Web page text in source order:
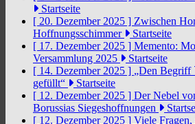
Startseite
[ 20. Dezember 2025 ] Zwischen
Hoffnungsschimmer
Startseite
[ 17. Dezember 2025 ] Memento:
Versammlung 2025
Startseite
[ 14. Dezember 2025 ] „Den Begriff
gefüllt“
Startseite
[ 12. Dezember 2025 ] Der Nebel
Borussias Siegeshoffnungen
[ 12. Dezember 2025 ] Viele